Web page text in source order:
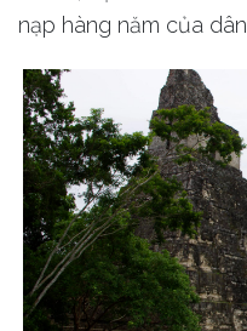
nạp hàng năm của